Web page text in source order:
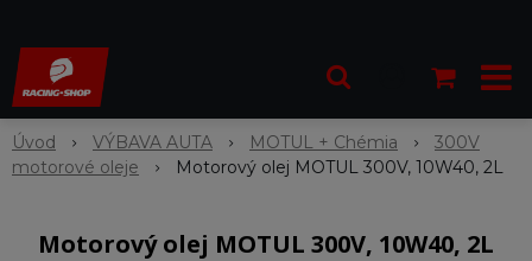
Úvod VÝBAVA AUTA MOTUL + Chémia
300V
motorové oleje
Motorový olej MOTUL 300V, 10W40, 2L
Motorový olej MOTUL 300V, 10W40, 2L